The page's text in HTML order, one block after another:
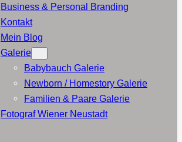
Business & Personal Branding
Kontakt
Mein Blog
Galerie
Babybauch Galerie
Newborn / Homestory Galerie
Familien & Paare Galerie
Fotograf Wiener Neustadt